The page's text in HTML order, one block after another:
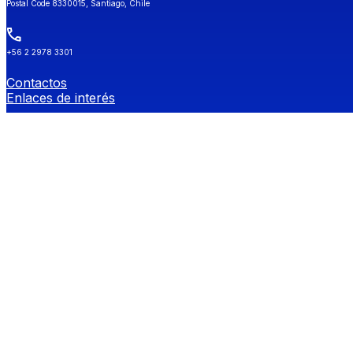
Postal Code 8330015, Santiago, Chile
+56 2 2978 3301
Contactos
Enlaces de interés